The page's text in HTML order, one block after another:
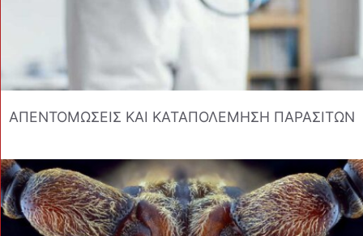
ΑΠΕΝΤΟΜΩΣΕΙΣ ΚΑΙ ΚΑΤΑΠΟΛΕΜΗΣΗ ΠΑΡΑΣΙΤΩΝ